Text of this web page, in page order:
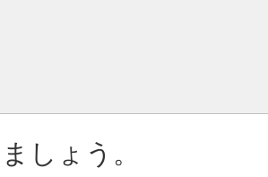
しょう。